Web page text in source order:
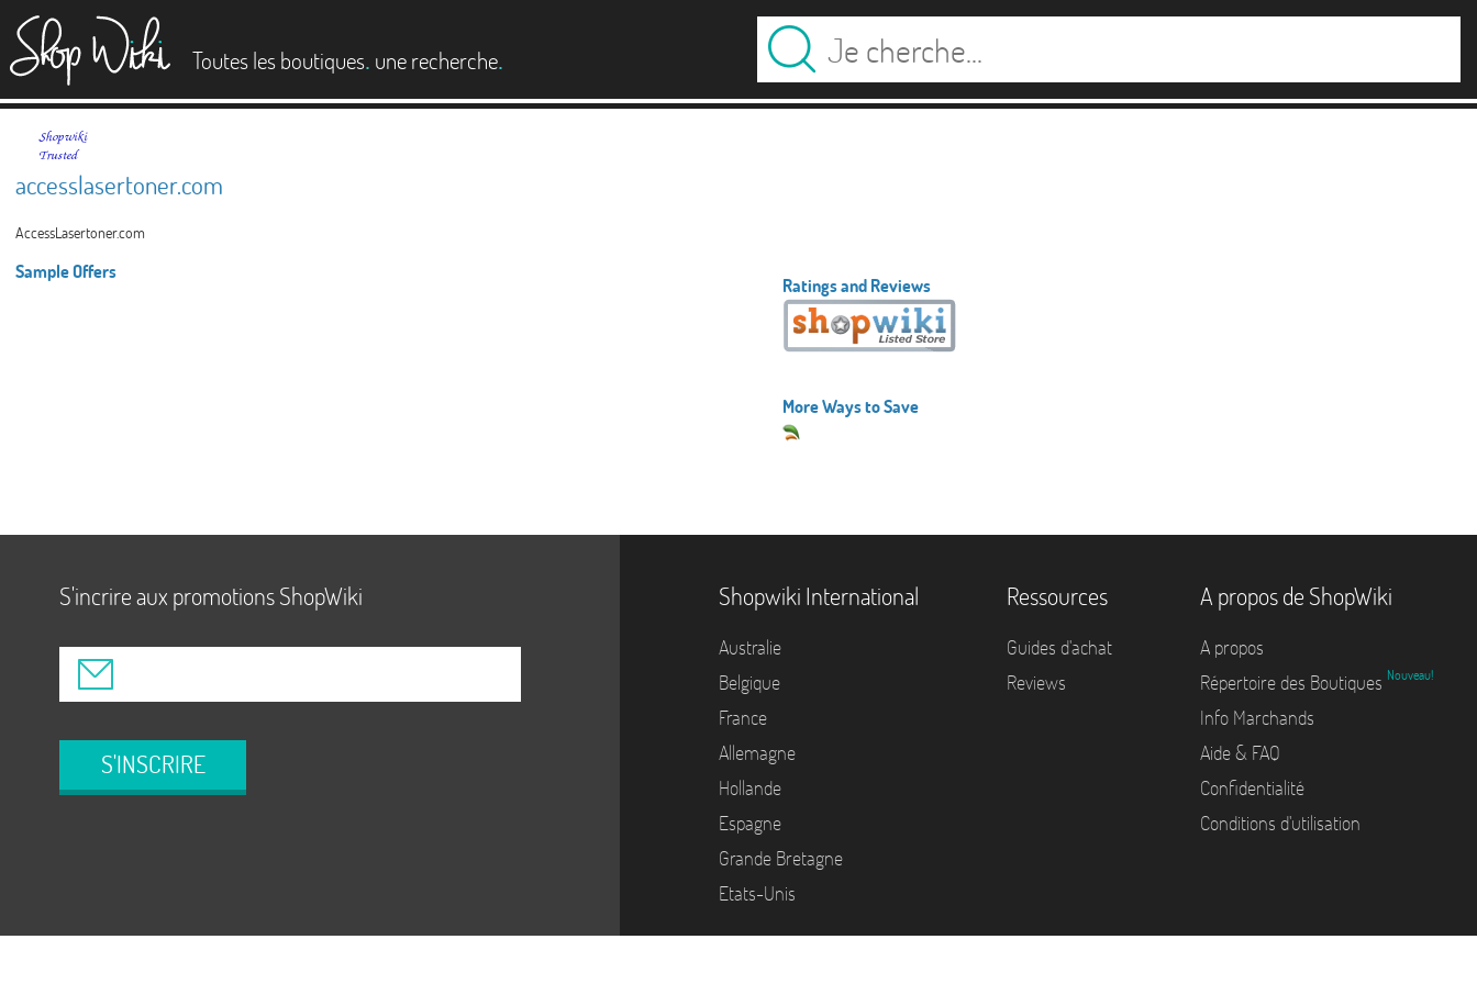
Toutes les boutiques. une recherche.
accesslasertoner.com
AccessLasertoner.com
Sample Offers
Ratings and Reviews
More Ways to Save
S'incrire aux promotions ShopWiki
S'INSCRIRE
Shopwiki International
Australie
Belgique
France
Allemagne
Hollande
Espagne
Grande Bretagne
Etats-Unis
Ressources
Guides d'achat
Reviews
A propos de ShopWiki
A propos
Répertoire des Boutiques Nouveau!
Info Marchands
Aide & FAQ
Confidentialité
Conditions d'utilisation